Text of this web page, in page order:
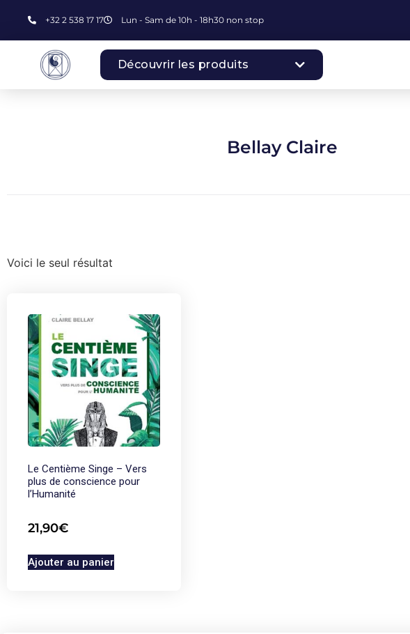
+32 2 538 17 17 Lun - Sam de 10h - 18h30 non stop
Découvrir les produits
Bellay Claire
Voici le seul résultat
Le Centième Singe – Vers
plus de conscience pour
l’Humanité
21,90€
Ajouter au panier